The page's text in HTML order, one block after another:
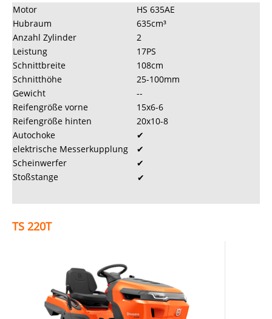
Motor
HS 635AE
Hubraum
635cm³
Anzahl Zylinder
2
Leistung
17PS
Schnittbreite
108cm
Schnitthöhe
25-100mm
Gewicht
--
Reifengröße vorne
15x6-6
Reifengröße hinten
20x10-8
Autochoke
✔
elektrische Messerkupplung
✔
Scheinwerfer
✔
Stoßstange
✔
TS 220T